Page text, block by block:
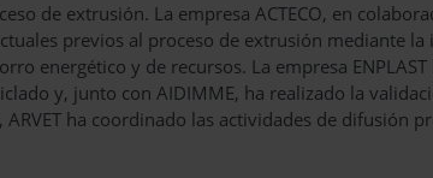
de extrusión. La empresa ACTECO, en
previos al proceso de extrusión mediante
energético y de recursos. La empresa
y, junto con AIDIMME, ha realizado la
ha coordinado las actividades de difusión